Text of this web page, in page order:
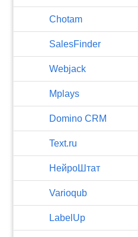
Chotam
SalesFinder
Webjack
Mplays
Domino CRM
Text.ru
НейроШтат
Varioqub
LabelUp